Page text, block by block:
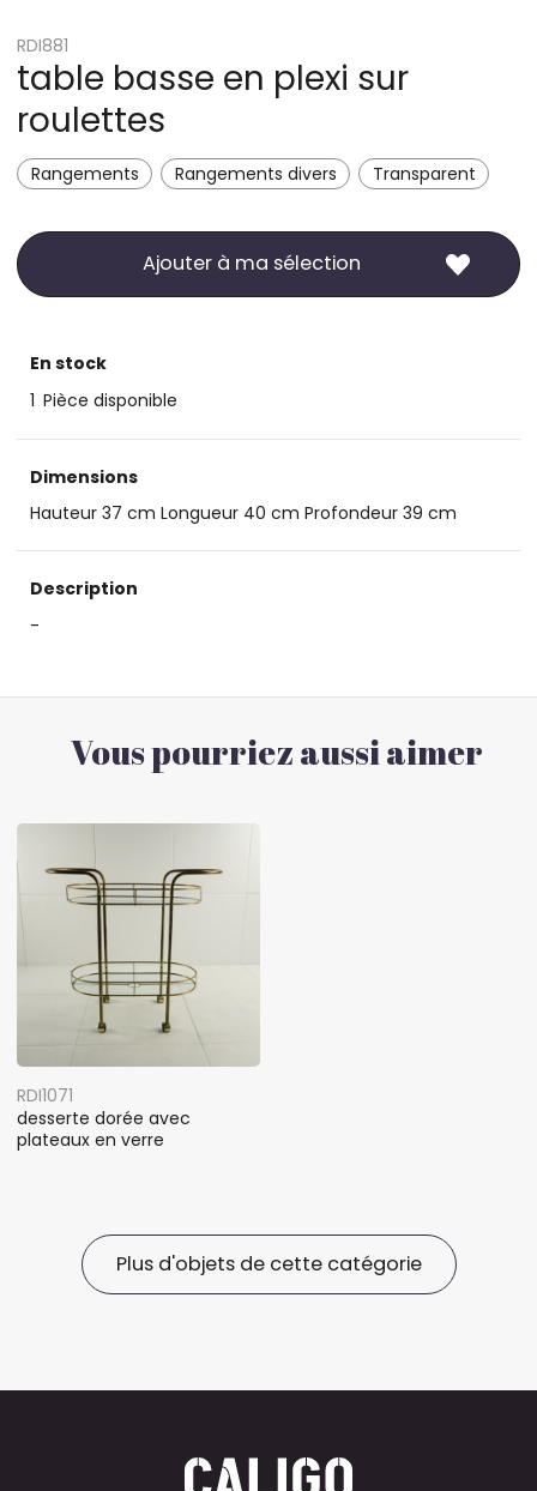
RDI881
table basse en plexi sur
roulettes
Rangements Rangements divers Transparent
Ajouter à ma sélection
En stock
1 Pièce disponible
Dimensions
Hauteur 37 cm Longueur 40 cm Profondeur 39 cm
Description
-
Vous pourriez aussi aimer
RDI1071
desserte dorée avec
plateaux en verre
Plus d'objets de cette catégorie